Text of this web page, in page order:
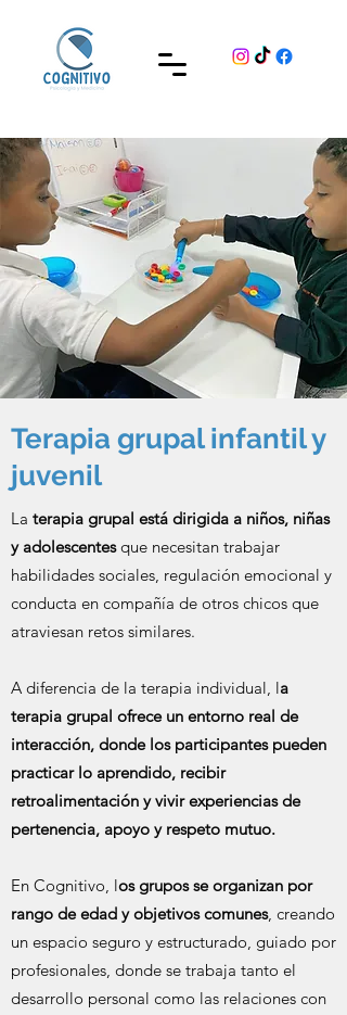
Terapia grupal infantil y
juvenil
La terapia grupal está dirigida a niños, niñas
y adolescentesque necesitan trabajar
habilidades sociales, regulación emocional y
conducta en compañía de otros chicos que
atraviesan retos similares.
A diferencia de la terapia individual, la
terapia grupal ofrece un entorno real de
interacción, donde los participantes pueden
practicar lo aprendido, recibir
retroalimentación y vivir experiencias de
pertenencia, apoyo y respeto mutuo.
En Cognitivo, los grupos se organizan por
rango de edad y objetivos comunes, creando
un espacio seguro y estructurado, guiado por
profesionales, donde se trabaja tanto el
desarrollo personal como las relaciones con